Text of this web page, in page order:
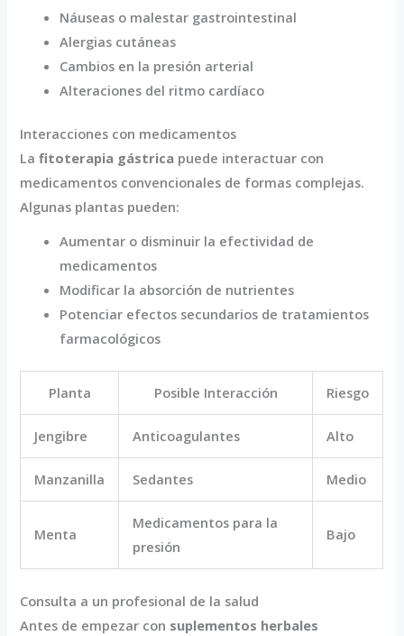
Náuseas o malestar gastrointestinal
Alergias cutáneas
Cambios en la presión arterial
Alteraciones del ritmo cardíaco
Interacciones con medicamentos
Lafitoterapia gástrica puede interactuar con
medicamentos convencionales de formas complejas.
Algunas plantas pueden:
Aumentar o disminuir la efectividad de
medicamentos
Modificar la absorción de nutrientes
Potenciar efectos secundarios de tratamientos
farmacológicos
Planta Posible Interacción Riesgo
Jengibre Anticoagulantes Alto
Manzanilla Sedantes Medio
Menta
Medicamentos para la
presión
Bajo
Consulta a un profesional de la salud
Antes de empezar con suplementos herbales